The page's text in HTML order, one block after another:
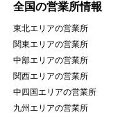
全国の営業所情報
東北エリアの営業所
関東エリアの営業所
中部エリアの営業所
関西エリアの営業所
中四国エリアの営業所
九州エリアの営業所